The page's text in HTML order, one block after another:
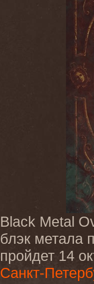
Black Metal
блэк метала
пройдет 14
Санкт-